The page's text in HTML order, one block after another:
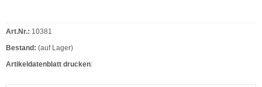
Art.Nr.: 10381
Bestand: (auf Lager)
Artikeldatenblatt drucken: